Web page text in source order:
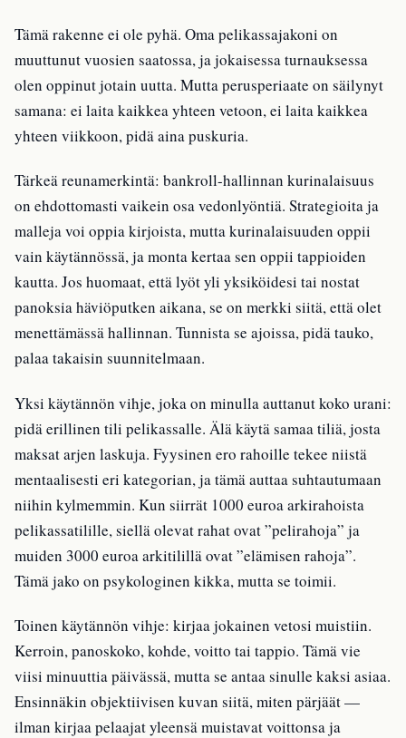
Tämä rakenne ei ole pyhä. Oma pelikassajakoni on
muuttunut vuosien saatossa, ja jokaisessa turnauksessa
olen oppinut jotain uutta. Mutta perusperiaate on säilynyt
samana: ei laita kaikkea yhteen vetoon, ei laita kaikkea
yhteen viikkoon, pidä aina puskuria.
Tärkeä reunamerkintä: bankroll-hallinnan kurinalaisuus
on ehdottomasti vaikein osa vedonlyöntiä. Strategioita ja
malleja voi oppia kirjoista, mutta kurinalaisuuden oppii
vain käytännössä, ja monta kertaa sen oppii tappioiden
kautta. Jos huomaat, että lyöt yli yksiköidesi tai nostat
panoksia häviöputken aikana, se on merkki siitä, että olet
menettämässä hallinnan. Tunnista se ajoissa, pidä tauko,
palaa takaisin suunnitelmaan.
Yksi käytännön vihje, joka on minulla auttanut koko urani:
pidä erillinen tili pelikassalle. Älä käytä samaa tiliä, josta
maksat arjen laskuja. Fyysinen ero rahoille tekee niistä
mentaalisesti eri kategorian, ja tämä auttaa suhtautumaan
niihin kylmemmin. Kun siirrät 1000 euroa arkirahoista
pelikassatilille, siellä olevat rahat ovat ”pelirahoja” ja
muiden 3000 euroa arkitilillä ovat ”elämisen rahoja”.
Tämä jako on psykologinen kikka, mutta se toimii.
Toinen käytännön vihje: kirjaa jokainen vetosi muistiin.
Kerroin, panoskoko, kohde, voitto tai tappio. Tämä vie
viisi minuuttia päivässä, mutta se antaa sinulle kaksi asiaa.
Ensinnäkin objektiivisen kuvan siitä, miten pärjäät —
ilman kirjaa pelaajat yleensä muistavat voittonsa ja